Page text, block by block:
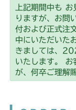
上記期間中も
りますが、お問
付および正式注
中にいただいた
きましては、
いたします。 お
が、何卒ご理解